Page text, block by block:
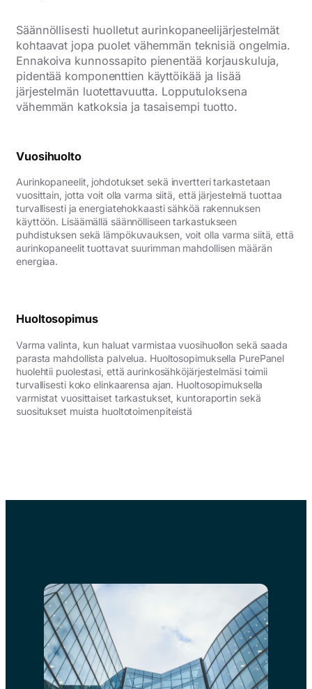
Säännöllisesti huolletut aurinkopaneelijärjestelmät
kohtaavat jopa puolet vähemmän teknisiä ongelmia.
Ennakoiva kunnossapito pienentää korjauskuluja,
pidentää komponenttien käyttöikää ja lisää
järjestelmän luotettavuutta. Lopputuloksena
vähemmän katkoksia ja tasaisempi tuotto.
Vuosihuolto
Aurinkopaneelit, johdotukset sekä invertteri tarkastetaan
vuosittain, jotta voit olla varma siitä, että järjestelmä tuottaa
turvallisesti ja energiatehokkaasti sähköä rakennuksen
käyttöön. Lisäämällä säännölliseen tarkastukseen
puhdistuksen sekä lämpökuvauksen, voit olla varma siitä, että
aurinkopaneelit tuottavat suurimman mahdollisen määrän
energiaa.
Huoltosopimus
Varma valinta, kun haluat varmistaa vuosihuollon sekä saada
parasta mahdollista palvelua. Huoltosopimuksella PurePanel
huolehtii puolestasi, että aurinkosähköjärjestelmäsi toimii
turvallisesti koko elinkaarensa ajan. Huoltosopimuksella
varmistat vuosittaiset tarkastukset, kuntoraportin sekä
suositukset muista huoltotoimenpiteistä